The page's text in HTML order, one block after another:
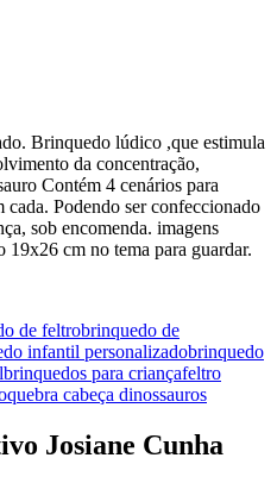
Brinquedo lúdico ,que estimula
da concentração,
Contém 4 cenários para
Podendo ser confeccionado
sob encomenda. imagens
cm no tema para guardar.
de feltrobrinquedo de
infantil personalizadobrinquedo
brinquedos para criançafeltro
quebra cabeça dinossauros
Josiane Cunha